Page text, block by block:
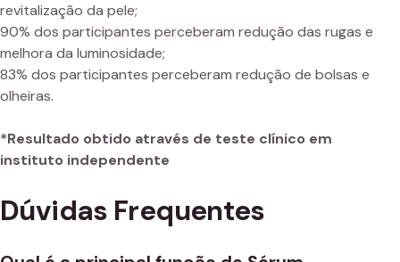
revitalização da pele;
90% dos participantes perceberam redução das rugas e
melhora da luminosidade;
83% dos participantes perceberam redução de bolsas e
olheiras.
*Resultado obtido através de teste clínico em
instituto independente
Dúvidas Frequentes